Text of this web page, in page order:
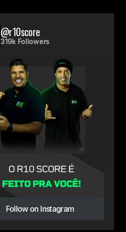
@r10score
319k Followers
Follow on Instagram